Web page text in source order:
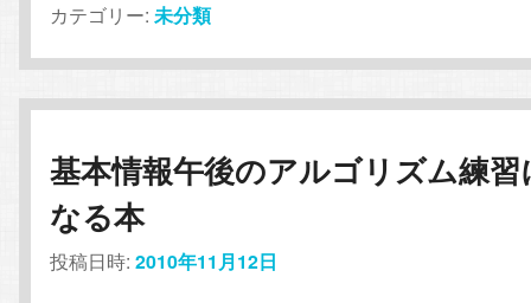
カテゴリー: 未分類
基本情報午後のアルゴリズム練習
なる本
投稿日時:2010年11月12日